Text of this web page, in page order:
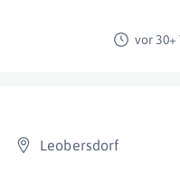
vor 30+
Leobersdorf